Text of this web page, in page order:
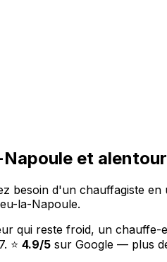
et
besoin d'un chauffagiste en
la-Napoule.
qui reste froid, un
⭐ 4.9/5 sur Google — plus